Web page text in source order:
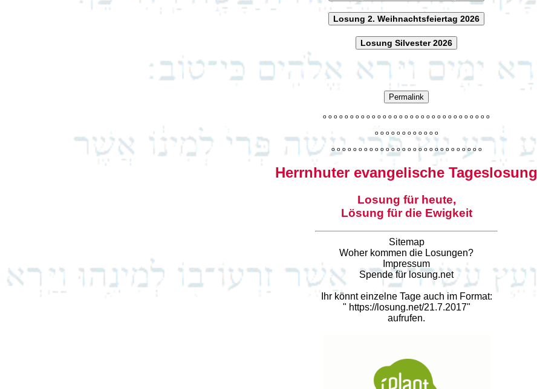
Losung 2. Weihnachtsfeiertag 2026
Losung Silvester 2026
Permalink
o o o o o o o o o o o o o o o o o o o o o o o o o o o o o o o
o o o o o o o o o o o o
o o o o o o o o o o o o o o o o o o o o o o o o o o o o
Herrnhuter evangelische Tageslosung
Losung für heute,
Lösung für die Ewigkeit
Sitemap
Woher kommen die Losungen?
Impressum
Spende für losung.net
Ihr könnt einzelne Tage auch im Format:
" https://losung.net/21.7.2017"
aufrufen.